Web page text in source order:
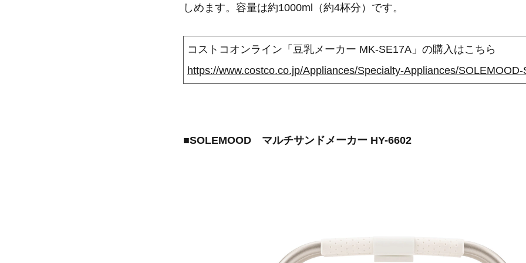
しめます。容量は約1000ml（約4杯分）です。
コストコオンライン「豆乳メーカー MK-SE17A」の購入はこちら
■SOLEMOOD マルチサンドメーカー HY-6602